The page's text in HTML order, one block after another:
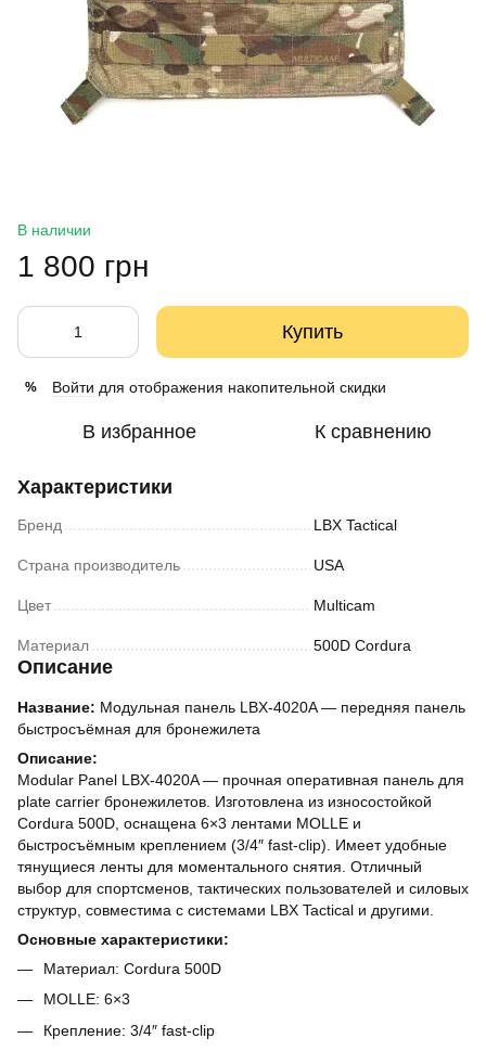
В наличии
1 800 грн
Купить
% Войти для отображения накопительной скидки
В избранное К сравнению
Характеристики
Бренд LBX Tactical
Страна производитель USA
Цвет Multicam
Материал 500D Cordura
Описание
Название: Модульная панель LBX‑4020A — передняя панель
быстросъёмная для бронежилета
Описание:
Modular Panel LBX‑4020A — прочная оперативная панель для
plate carrier бронежилетов. Изготовлена из износостойкой
Cordura 500D, оснащена 6×3 лентами MOLLE и
быстросъёмным креплением (3/4″ fast‑clip). Имеет удобные
тянущиеся ленты для моментального снятия. Отличный
выбор для спортсменов, тактических пользователей и силовых
структур, совместима с системами LBX Tactical и другими.
Основные характеристики:
Материал: Cordura 500D
MOLLE: 6×3
Крепление: 3/4″ fast‑clip